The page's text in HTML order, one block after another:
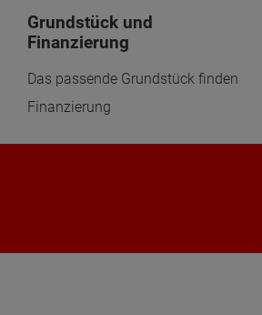
Grundstück und
Finanzierung
Das passende Grundstück finden
Finanzierung